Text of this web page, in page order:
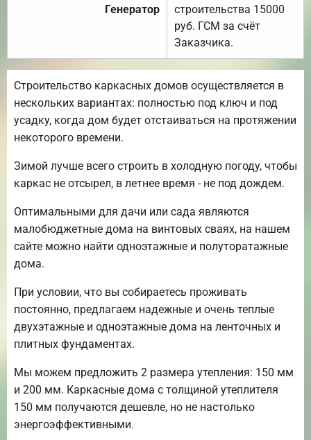
Генератор
строительства 15000
руб. ГСМ за счёт
Заказчика.
Строительство каркасных домов осуществляется в
нескольких вариантах: полностью под ключ и под
усадку, когда дом будет отстаиваться на протяжении
некоторого времени.
Зимой лучше всего строить в холодную погоду, чтобы
каркас не отсырел, в летнее время - не под дождем.
Оптимальными для дачи или сада являются
малобюджетные дома на винтовых сваях, на нашем
сайте можно найти одноэтажные и полуторатажные
дома.
При условии, что вы собираетесь проживать
постоянно, предлагаем надежные и очень теплые
двухэтажные и одноэтажные дома на ленточных и
плитных фундаментах.
Мы можем предложить 2 размера утепления: 150 мм
и 200 мм. Каркасные дома с толщиной утеплителя
150 мм получаются дешевле, но не настолько
энергоэффективными.